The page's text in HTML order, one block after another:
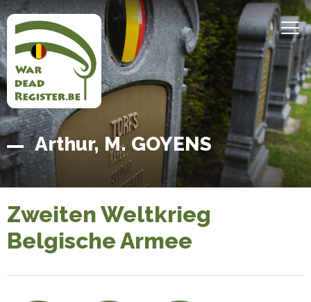
Direkt
zum
Inhalt
Startseite
Belgian
War
Dead
Register
Arthur, M. GOYENS
Zweiten Weltkrieg
Belgische Armee